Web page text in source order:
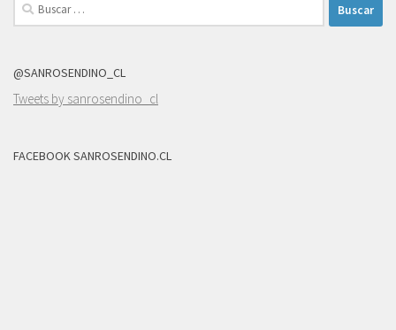
@SANROSENDINO_CL
Tweets by sanrosendino_cl
FACEBOOK SANROSENDINO.CL